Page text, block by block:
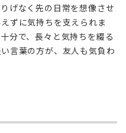
げなく先の日常を想像させ
ずに気持ちを支えられま
分で、長々と気持ちを綴る
言葉の方が、友人も気負わ